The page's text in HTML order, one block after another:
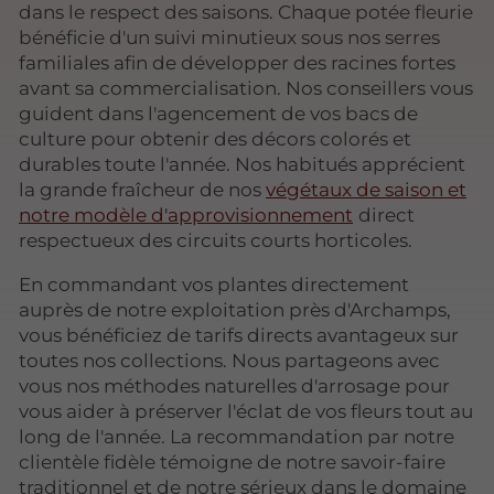
dans le respect des saisons. Chaque potée fleurie
bénéficie d'un suivi minutieux sous nos serres
familiales afin de développer des racines fortes
avant sa commercialisation. Nos conseillers vous
guident dans l'agencement de vos bacs de
culture pour obtenir des décors colorés et
durables toute l'année. Nos habitués apprécient
la grande fraîcheur de nos végétaux de saison et
notre modèle d'approvisionnement direct
respectueux des circuits courts horticoles.
En commandant vos plantes directement
auprès de notre exploitation près d'Archamps,
vous bénéficiez de tarifs directs avantageux sur
toutes nos collections. Nous partageons avec
vous nos méthodes naturelles d'arrosage pour
vous aider à préserver l'éclat de vos fleurs tout au
long de l'année. La recommandation par notre
clientèle fidèle témoigne de notre savoir-faire
traditionnel et de notre sérieux dans le domaine